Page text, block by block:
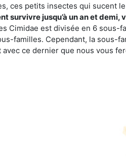
ces petits insectes qui sucent
survivre jusqu’à un an et demi,
Cimidae est divisée en 6
familles. Cependant, la sous-
ce dernier que nous vous